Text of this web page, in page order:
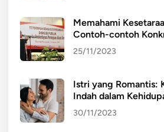
P
r
o
v
n
s
i
Memahami
Contoh-contoh
25/11/2023
Istri yang Romantis:
Indah dalam
30/11/2023